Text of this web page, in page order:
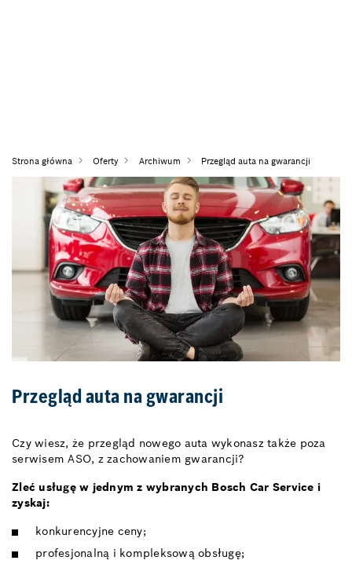
Strona główna Oferty Archiwum Przegląd auta na gwarancji
Przegląd auta na gwarancji
Czy wiesz, że przegląd nowego auta wykonasz także poza
serwisem ASO, z zachowaniem gwarancji?
Zleć usługę w jednym z wybranych Bosch Car Service i
zyskaj:
konkurencyjne ceny;
profesjonalną i kompleksową obsługę;